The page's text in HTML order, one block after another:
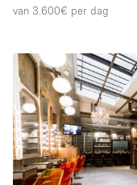
Winkelcentrum
Boven
Overig
van 3.600€ per dag